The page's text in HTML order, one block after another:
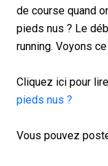
de course quand
pieds nus ? Le
running. Voyons
Cliquez ici pour
pieds nus ?
Vous pouvez